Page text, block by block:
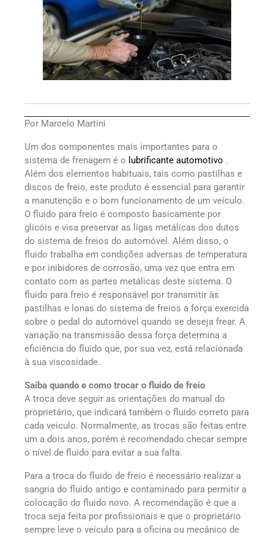
Por Marcelo Martini
Um dos componentes mais importantes para o
sistema de frenagem é o lubrificante automotivo .
Além dos elementos habituais, tais como pastilhas e
discos de freio, este produto é essencial para garantir
a manutenção e o bom funcionamento de um veículo.
O fluido para freio é composto basicamente por
glicóis e visa preservar as ligas metálicas dos dutos
do sistema de freios do automóvel. Além disso, o
fluido trabalha em condições adversas de temperatura
e por inibidores de corrosão, uma vez que entra em
contato com as partes metálicas deste sistema. O
fluido para freio é responsável por transmitir às
pastilhas e lonas do sistema de freios a força exercida
sobre o pedal do automóvel quando se deseja frear. A
variação na transmissão dessa força determina a
eficiência do fluido que, por sua vez, está relacionada
à sua viscosidade.
Saiba quando e como trocar o fluido de freio
A troca deve seguir as orientações do manual do
proprietário, que indicará também o fluido correto para
cada veículo. Normalmente, as trocas são feitas entre
um a dois anos, porém é recomendado checar sempre
o nível de fluido para evitar a sua falta.
Para a troca do fluido de freio é necessário realizar a
sangria do fluido antigo e contaminado para permitir a
colocação do fluido novo. A recomendação é que a
troca seja feita por profissionais e que o proprietário
sempre leve o veículo para a oficina ou mecânico de